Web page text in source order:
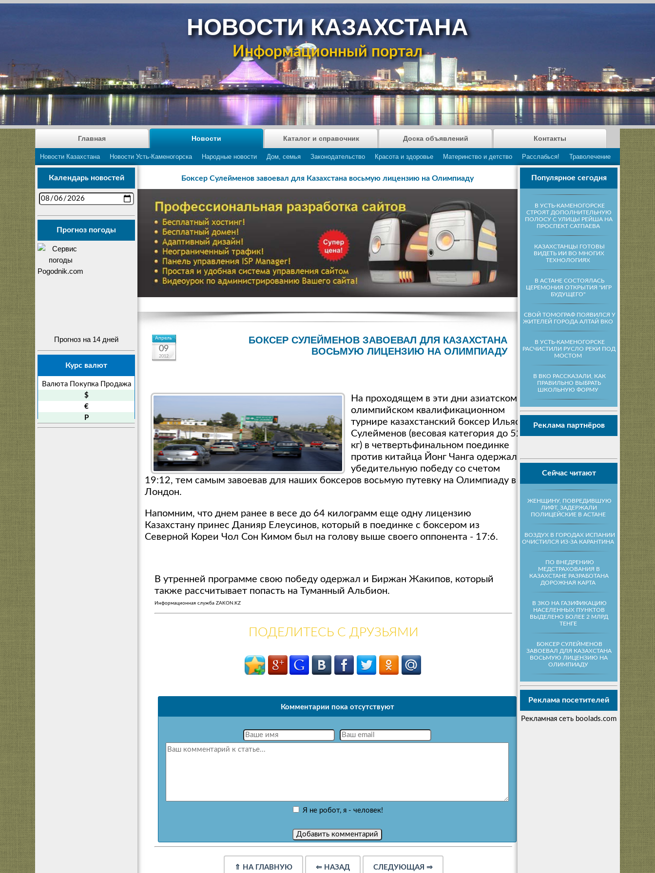
НОВОСТИ КАЗАХСТАНА
Информационный портал
Главная Новости
Новости Казахстана Новости Усть-Каменогорска Народные новости Дом, семья Законодательство Красота и здоровье Материнство и детство Расслабься! Траволечение
Каталог и справочник Доска объявлений Контакты
Популярное сегодня
В УСТЬ-КАМЕНОГОРСКЕ
СТРОЯТ ДОПОЛНИТЕЛЬНУЮ
ПОЛОСУ С УЛИЦЫ РЕЙША НА
ПРОСПЕКТ САТПАЕВА
КАЗАХСТАНЦЫ ГОТОВЫ
ВИДЕТЬ ИИ ВО МНОГИХ
ТЕХНОЛОГИЯХ
В АСТАНЕ СОСТОЯЛАСЬ
ЦЕРЕМОНИЯ ОТКРЫТИЯ "ИГР
БУДУЩЕГО"
СВОЙ ТОМОГРАФ ПОЯВИЛСЯ У
ЖИТЕЛЕЙ ГОРОДА АЛТАЙ ВКО
В УСТЬ-КАМЕНОГОРСКЕ
РАСЧИСТИЛИ РУСЛО РЕКИ ПОД
МОСТОМ
В ВКО РАССКАЗАЛИ, КАК
ПРАВИЛЬНО ВЫБРАТЬ
ШКОЛЬНУЮ ФОРМУ
Реклама партнёров
Сейчас читают
ЖЕНЩИНУ, ПОВРЕДИВШУЮ
ЛИФТ, ЗАДЕРЖАЛИ
ПОЛИЦЕЙСКИЕ В АСТАНЕ
ВОЗДУХ В ГОРОДАХ ИСПАНИИ
ОЧИСТИЛСЯ ИЗ-ЗА КАРАНТИНА
ПО ВНЕДРЕНИЮ
МЕДСТРАХОВАНИЯ В
КАЗАХСТАНЕ РАЗРАБОТАНА
ДОРОЖНАЯ КАРТА
В ЗКО НА ГАЗИФИКАЦИЮ
НАСЕЛЕННЫХ ПУНКТОВ
ВЫДЕЛЕНО БОЛЕЕ 2 МЛРД
ТЕНГЕ
БОКСЕР СУЛЕЙМЕНОВ
ЗАВОЕВАЛ ДЛЯ КАЗАХСТАНА
ВОСЬМУЮ ЛИЦЕНЗИЮ НА
ОЛИМПИАДУ
Реклама посетителей
Рекламная сеть boolads.com
Календарь новостей
Прогноз погоды
Прогноз на 14 дней
Курс валют
Валюта Покупка
Продажа
$
€
P
Боксер Сулейменов завоевал для Казахстана восьмую лицензию на Олимпиаду
Апрель
09
2012
БОКСЕР СУЛЕЙМЕНОВ ЗАВОЕВАЛ ДЛЯ КАЗАХСТАНА
ВОСЬМУЮ ЛИЦЕНЗИЮ НА ОЛИМПИАДУ
На проходящем в эти дни азиатском
олимпийском квалификационном
турнире казахстанский боксер Ильяс
Сулейменов (весовая категория до 52
кг) в четвертьфинальном поединке
против китайца Йонг Чанга одержал
убедительную победу со счетом
19:12, тем самым завоевав для наших боксеров восьмую путевку на Олимпиаду в
Лондон.
Напомним, что днем ранее в весе до 64 килограмм еще одну лицензию
Казахстану принес Данияр Елеусинов, который в поединке с боксером из
Северной Кореи Чол Сон Кимом был на голову выше своего оппонента - 17:6.
В утренней программе свою победу одержал и Биржан Жакипов, который
также рассчитывает попасть на Туманный Альбион.
Информационная служба ZAKON.KZ
ПОДЕЛИТЕСЬ С ДРУЗЬЯМИ
Комментарии пока отсутствуют
Я не робот, я - человек!
⇑ НА ГЛАВНУЮ ⇐ НАЗАД СЛЕДУЮЩАЯ ⇒